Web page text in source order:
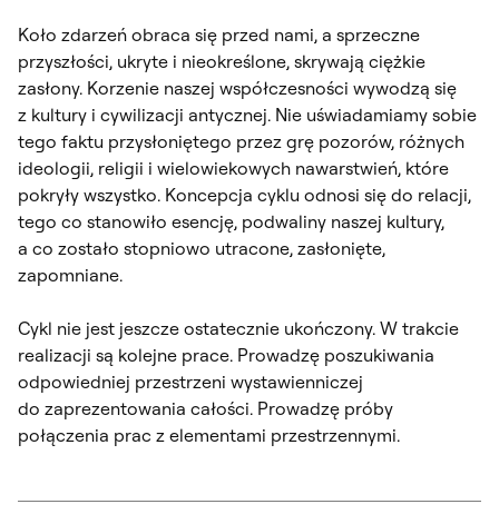
Koło zdarzeń obraca się przed nami, a sprzeczne
przyszłości, ukryte i nieokreślone, skrywają ciężkie
zasłony. Korzenie naszej współczesności wywodzą się
z kultury i cywilizacji antycznej. Nie uświadamiamy sobie
tego faktu przysłoniętego przez grę pozorów, różnych
ideologii, religii i wielowiekowych nawarstwień, które
pokryły wszystko. Koncepcja cyklu odnosi się do relacji,
tego co stanowiło esencję, podwaliny naszej kultury,
a co zostało stopniowo utracone, zasłonięte,
zapomniane.
Cykl nie jest jeszcze ostatecznie ukończony. W trakcie
realizacji są kolejne prace. Prowadzę poszukiwania
odpowiedniej przestrzeni wystawienniczej
do zaprezentowania całości. Prowadzę próby
połączenia prac z elementami przestrzennymi.